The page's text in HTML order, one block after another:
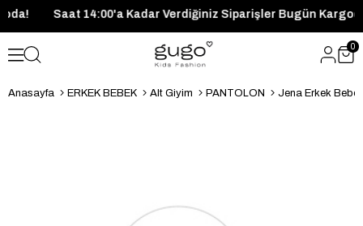
Saat 14:00'a Kadar Verdiğiniz Siparişler Bugün
0
Anasayfa ERKEK BEBEK Alt Giyim PANTOLON Jena Erkek Bebek